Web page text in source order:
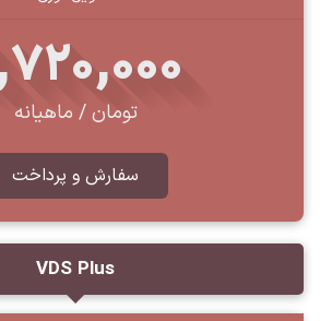
تومان / ماهیانه
سفارش و پرداخت
VDS Plus